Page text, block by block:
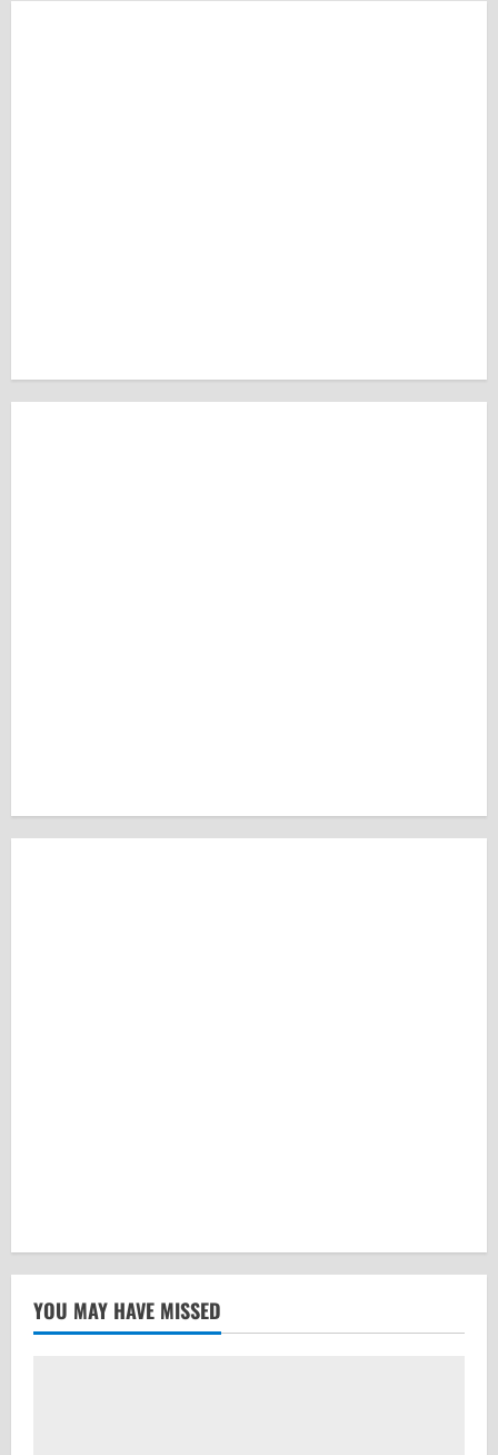
YOU MAY HAVE MISSED